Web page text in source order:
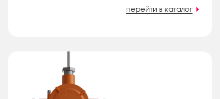
перейти в каталог